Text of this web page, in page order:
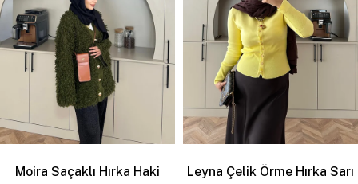
Moira Saçaklı Hırka Haki Leyna Çelik Örme Hırka Sarı